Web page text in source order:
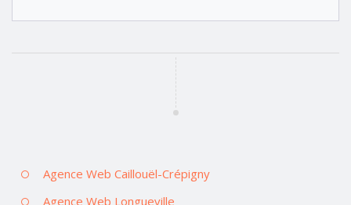
Agence Web Caillouël-Crépigny
Agence Web Longueville